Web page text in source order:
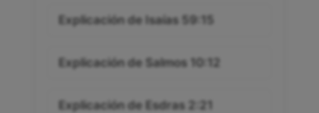
Explicación de Isaías 59:15
Explicación de Salmos 10:12
Explicación de Esdras 2:21